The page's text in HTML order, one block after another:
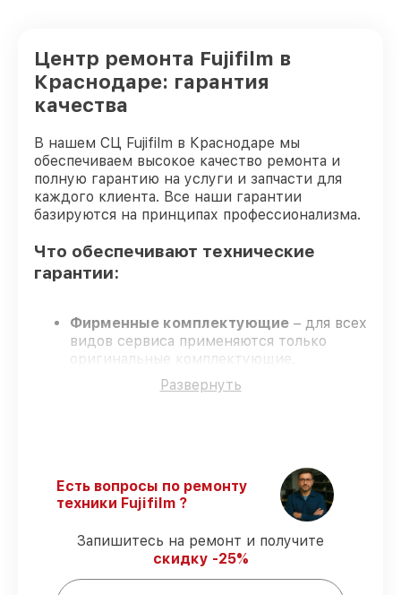
Центр ремонта Fujifilm в
Краснодаре: гарантия
качества
В нашем СЦ Fujifilm в Краснодаре мы
обеспечиваем высокое качество ремонта и
полную гарантию на услуги и запчасти для
каждого клиента. Все наши гарантии
базируются на принципах профессионализма.
Что обеспечивают технические
гарантии:
Фирменные комплектующие – для всех
видов сервиса применяются только
оригинальные комплектующие.
Опытные специалисты
отбор и регулярное обучение.
Что гарантирует сервис при сервисе:
проводится в присутствии
владельца
Развернуть
Есть вопросы по ремонту
техники Fujifilm ?
Запишитесь на ремонт и получите
скидку -25%